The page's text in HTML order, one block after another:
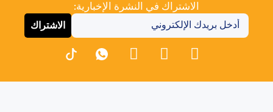
الاشتراك في النشرة الإخبارية:
الاشتراك